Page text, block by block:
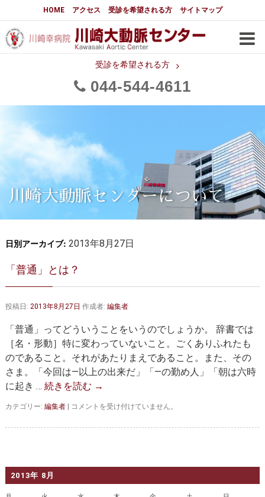
HOME アクセス 受診を希望される方 サイトマップ
受診を希望される方
044 544 4611
大動脈センターについて
はじめに 大動脈センターについて
メディアでの紹介
都道府県別患者マップ 都道府県別紹介病院
大動脈瘤について 基本編
3分でわかる大動脈瘤・大動脈
大動脈瘤
大動脈解離（解離性大動脈瘤）
胸部大動脈瘤の治療
腹部大動脈瘤の治療
大動脈弁・大動脈基部の治療
胸部大動脈瘤 胸腹部大動脈瘤
腹部大動脈瘤 大動脈解離
マルファン症候群
大動脈瘤を指摘されたら？
川崎大動脈センターについて
日別アーカイブ: 2013年8月27日
「普通」とは？
投稿日: 2013年8月27日 作成者: 編集者
「普通」ってどういうことをいうのでしょうか。 辞書では
［名・形動］特に変わっていないこと。ごくありふれたも
のであること。それがあたりまえであること。また、その
さま。「今回は―以上の出来だ」「―の勤め人」「朝は六時
に起き … 続きを読む →
カテゴリー: 編集者
「普
と
コメントを受け付けていません。
2013年 8月